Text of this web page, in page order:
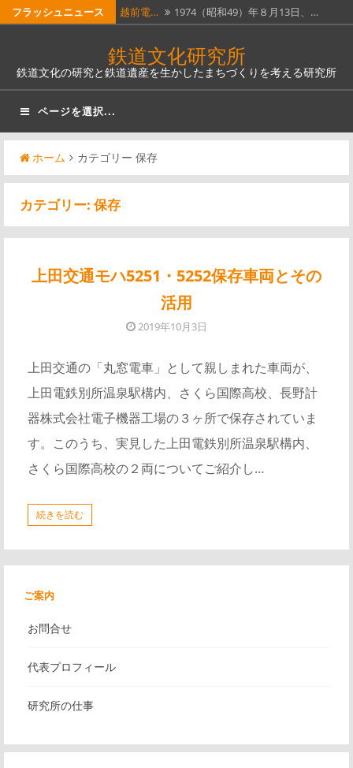
ス
ッ
フラッシュニュース 越前電… 1974（昭和49）年８月13日、…
ホーム… 昭和51年４月１日に全線廃止となっ…
瓦版「… 明治５年（1872）６月12日（旧…
で…
奈良線… JR西日本奈良線稲荷駅は、明治12…
鉄道文化研究所
鉄道文化の研究と鉄道遺産を生かしたまちづくりを考える研究所
ページを選択...
ホーム カテゴリー 保存
カテゴリー: 保存
上田交通モハ5251・5252保存車両とその
活用
2019年10月3日
上田交通の「丸窓電車」として親しまれた車両が、
上田電鉄別所温泉駅構内、さくら国際高校、長野計
器株式会社電子機器工場の３ヶ所で保存されていま
す。このうち、実見した上田電鉄別所温泉駅構内、
さくら国際高校の２両についてご紹介し…
続きを読む
ご案内
お問合せ
代表プロフィール
研究所の仕事